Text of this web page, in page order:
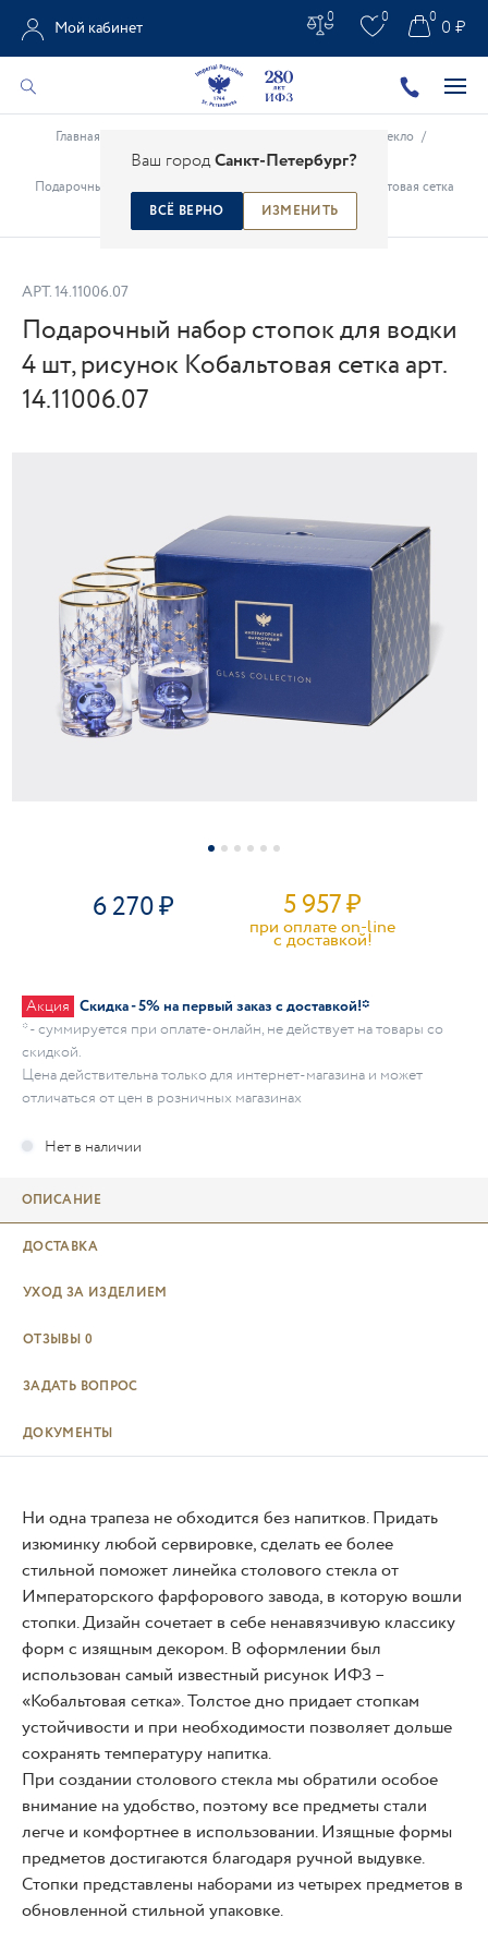
Ваш городСанкт-Петербург?
ВСЁ ВЕРНО ИЗМЕНИТЬ
Мой кабинет
0 0 0 ₽
0
Главная Стекло /
Кобальтовая сетка стекло /
Подарочный набор стопок для водки 4 шт, рисунок Кобальтовая сетка
арт. 14.11006.07
АРТ. 14.11006.07
Подарочный набор стопок для водки
4 шт, рисунок Кобальтовая сетка арт.
14.11006.07
6 270 5 957₽
при оплате on-line
c доставкой!
Акция Скидка - 5% на первый заказ с доставкой!*
* - суммируется при оплате-онлайн, не действует на товары со
скидкой.
Цена действительна только для интернет-магазина и может
отличаться от цен в розничных магазинах
ОПИСАНИЕ
ДОСТАВКА
УХОД ЗА ИЗДЕЛИЕМ
ОТЗЫВЫ 0
ЗАДАТЬ ВОПРОС
ДОКУМЕНТЫ
Ни одна трапеза не обходится без напитков. Придать
изюминку любой сервировке, сделать ее более
стильной поможет линейка столового стекла от
Императорского фарфорового завода, в которую вошли
стопки. Дизайн сочетает в себе ненавязчивую классику
форм с изящным декором. В оформлении был
использован самый известный рисунок ИФЗ –
«Кобальтовая сетка». Толстое дно придает стопкам
устойчивости и при необходимости позволяет дольше
сохранять температуру напитка.
При создании столового стекла мы обратили особое
внимание на удобство, поэтому все предметы стали
легче и комфортнее в использовании. Изящные формы
предметов достигаются благодаря ручной выдувке.
Стопки представлены наборами из четырех предметов в
обновленной стильной упаковке.